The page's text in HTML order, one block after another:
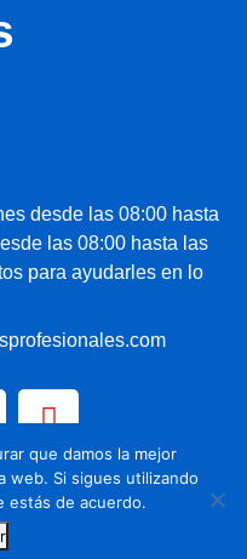
desde las 08:00 hasta
las 08:00 hasta las
para ayudarles en lo
que damos la mejor
web. Si sigues utilizando
estás de acuerdo.